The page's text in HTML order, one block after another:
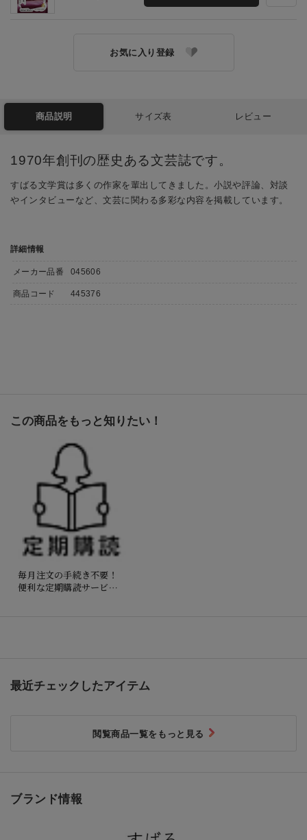
お気に入り登録
商品説明 サイズ表 レビュー
1970年創刊の歴史ある文芸誌です。
すばる文学賞は多くの作家を輩出してきました。小説や評論、対談
やインタビューなど、文芸に関わる多彩な内容を掲載しています。
詳細情報
メーカー品番 045606
商品コード 445376
この商品をもっと知りたい！
毎月注文の手続き不要！
便利な定期購読サービス
ブランド情報
最近チェックしたアイテム
閲覧商品一覧をもっと見る